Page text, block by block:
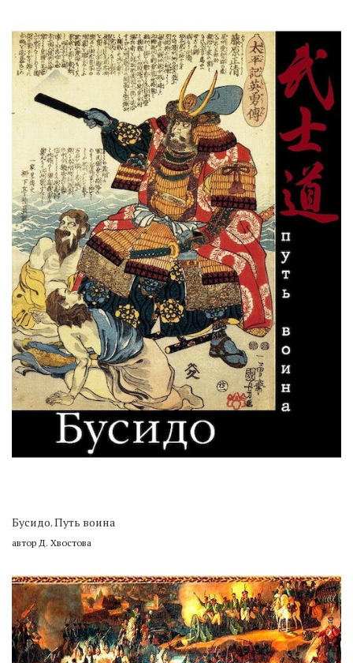
Бусидо. Путь воина
автор Д. Хвостова